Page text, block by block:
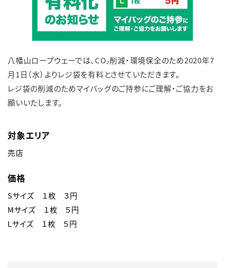
English 簡体中文 繁体中文 한국어
八幡山ロープウェーでは、CO₂削減・環境保全のため2020年7
月1日（水）よりレジ袋を有料とさせていただきます。
レジ袋の削減のためマイバッグのご持参にご理解・ご協力をお
願いいたします。
対象エリア
売店
価格
Sサイズ　１枚　３円
Mサイズ　１枚　５円
Lサイズ　１枚　５円